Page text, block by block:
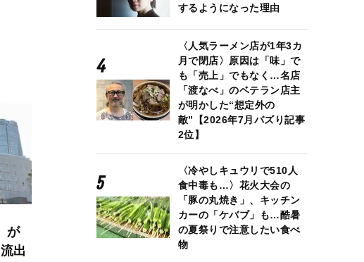
が
出
するようになった理由
〈人気ラーメン店が1年3カ
月で閉店〉原因は「味」で
も「売上」でもなく…名店
「渡なべ」のベテラン店主
が明かした“想定外の
敵”【2026年7月バズり記事
2位】
〈冷やしキュウリで510人
食中毒も…〉花火大会の
「豚の丸焼き」、キッチン
カーの「ケバブ」も…酷暑
の夏祭りで注意したい食べ
物